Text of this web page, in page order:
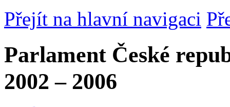
Přejít na hlavní navigaci
Parlament České
2002 – 2006